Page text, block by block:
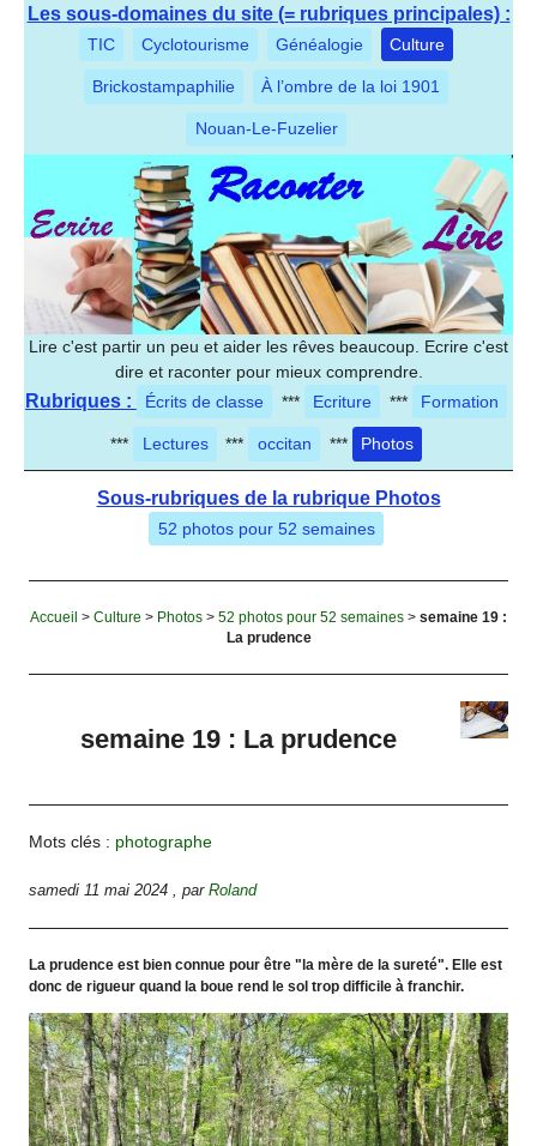
Les sous-domaines du site (= rubriques principales) :
TIC Cyclotourisme Généalogie Culture
Brickostampaphilie À l’ombre de la loi 1901
Nouan-Le-Fuzelier
Lire c'est partir un peu et aider les rêves beaucoup. Ecrire c'est
dire et raconter pour mieux comprendre.
Rubriques : Écrits de classe *** Ecriture *** Formation
*** Lectures *** occitan *** Photos
Sous-rubriques de la rubrique Photos
52 photos pour 52 semaines
Accueil > Culture > Photos > 52 photos pour 52 semaines > semaine 19 :
La prudence
semaine 19 : La prudence
Mots clés : photographe
samedi 11 mai 2024 ,parRoland
La prudence est bien connue pour être "la mère de la sureté". Elle est
donc de rigueur quand la boue rend le sol trop difficile à franchir.